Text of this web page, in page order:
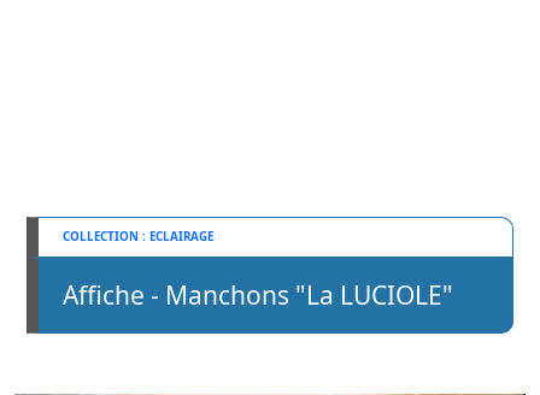
ECLAIRAGE
Affiche - Manchons "La LUCIOLE"